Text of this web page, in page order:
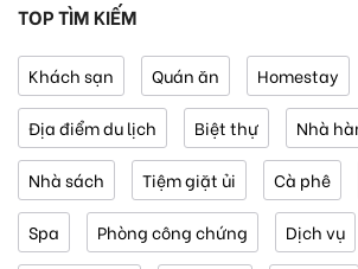
TOP TÌM KIẾM
Khách sạn Quán ăn Homestay
Địa điểm du lịch Biệt thự Nhà
Nhà sách Tiệm giặt ủi Cà phê
Spa Phòng công chứng Dịch vụ